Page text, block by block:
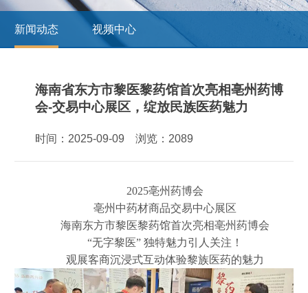
新闻动态 视频中心
海南省东方市黎医黎药馆首次亮相亳州药博
会-交易中心展区，绽放民族医药魅力
时间：2025-09-09 浏览：2089
2025亳州药博会
亳州中药材商品交易中心展区
海南东方市黎医黎药馆首次亮相亳州药博会
“无字黎医” 独特魅力引人关注！
观展客商沉浸式互动体验黎族医药的魅力